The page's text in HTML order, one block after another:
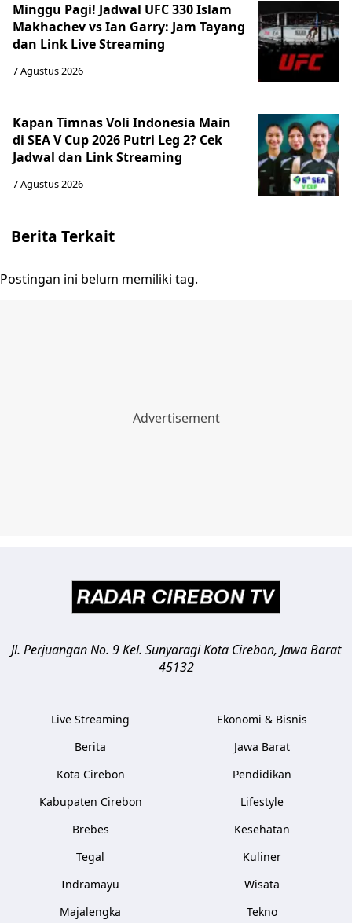
Minggu Pagi! Jadwal UFC 330 Islam
Makhachev vs Ian Garry: Jam Tayang
dan Link Live Streaming
7 Agustus 2026
Kapan Timnas Voli Indonesia Main
di SEA V Cup 2026 Putri Leg 2? Cek
Jadwal dan Link Streaming
7 Agustus 2026
Berita Terkait
Postingan ini belum memiliki tag.
Jl. Perjuangan No. 9 Kel. SunyaragiKota Cirebon, Jawa Barat
45132
Live Streaming
Berita
Kota Cirebon
Kabupaten Cirebon
Brebes
Tegal
Indramayu
Majalengka
Ekonomi & Bisnis
Jawa Barat
Pendidikan
Lifestyle
Kesehatan
Kuliner
Wisata
Tekno